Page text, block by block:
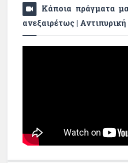
Κάποια πράγματα
ανεξαιρέτως |